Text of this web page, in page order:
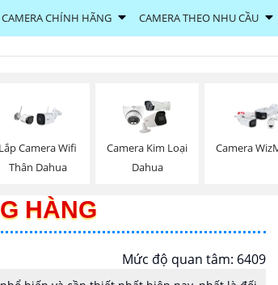
CAMERA CHÍNH HÃNG CAMERA THEO NHU CẦU
Lắp Camera Wifi
Thân Dahua
Camera Kim Loại
Dahua
Camera
HÀNG
Mức độ quan tâm: 6409